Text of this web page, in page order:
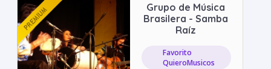
Grupo de Música
Brasilera - Samba
Raíz
Favorito
QuieroMusicos